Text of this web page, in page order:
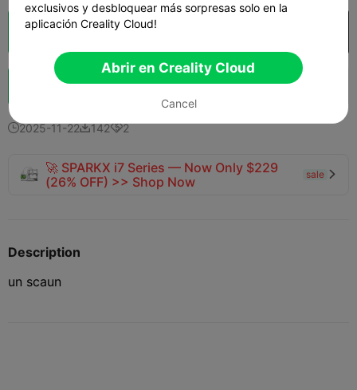
Laminador en la nube
Impulso 135 1 
2025-11-221422
🚀 SPARKX i7 Series — Now Only $229
(26% OFF) >> Shop Now
sale 
Description
un scaun
exclusivos y desbloquear más sorpresas solo en la
aplicación Creality Cloud!
Abrir en Creality Cloud
Cancel